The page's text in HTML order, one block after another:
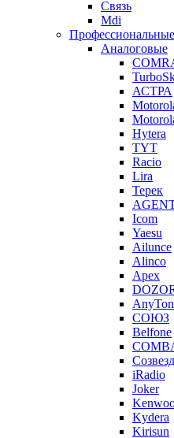
Связь
Mdi
Профессиональные
Аналоговые
АСТРА
Hytera
TYT
Racio
Lira
Терек
Icom
Yaesu
Ailunce
Alinco
Apex
СОЮЗ
Belfone
iRadio
Joker
Kydera
Kirisun